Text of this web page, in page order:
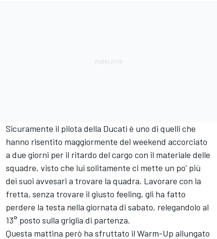
Sicuramente il pilota della Ducati è uno di quelli che
hanno risentito maggiormente del weekend accorciato
a due giorni per il ritardo del cargo con il materiale delle
squadre, visto che lui solitamente ci mette un po' più
dei suoi avvesari a trovare la quadra. Lavorare con la
fretta, senza trovare il giusto feeling, gli ha fatto
perdere la testa nella giornata di sabato, relegandolo al
13° posto sulla griglia di partenza.
Questa mattina però ha sfruttato il Warm-Up allungato